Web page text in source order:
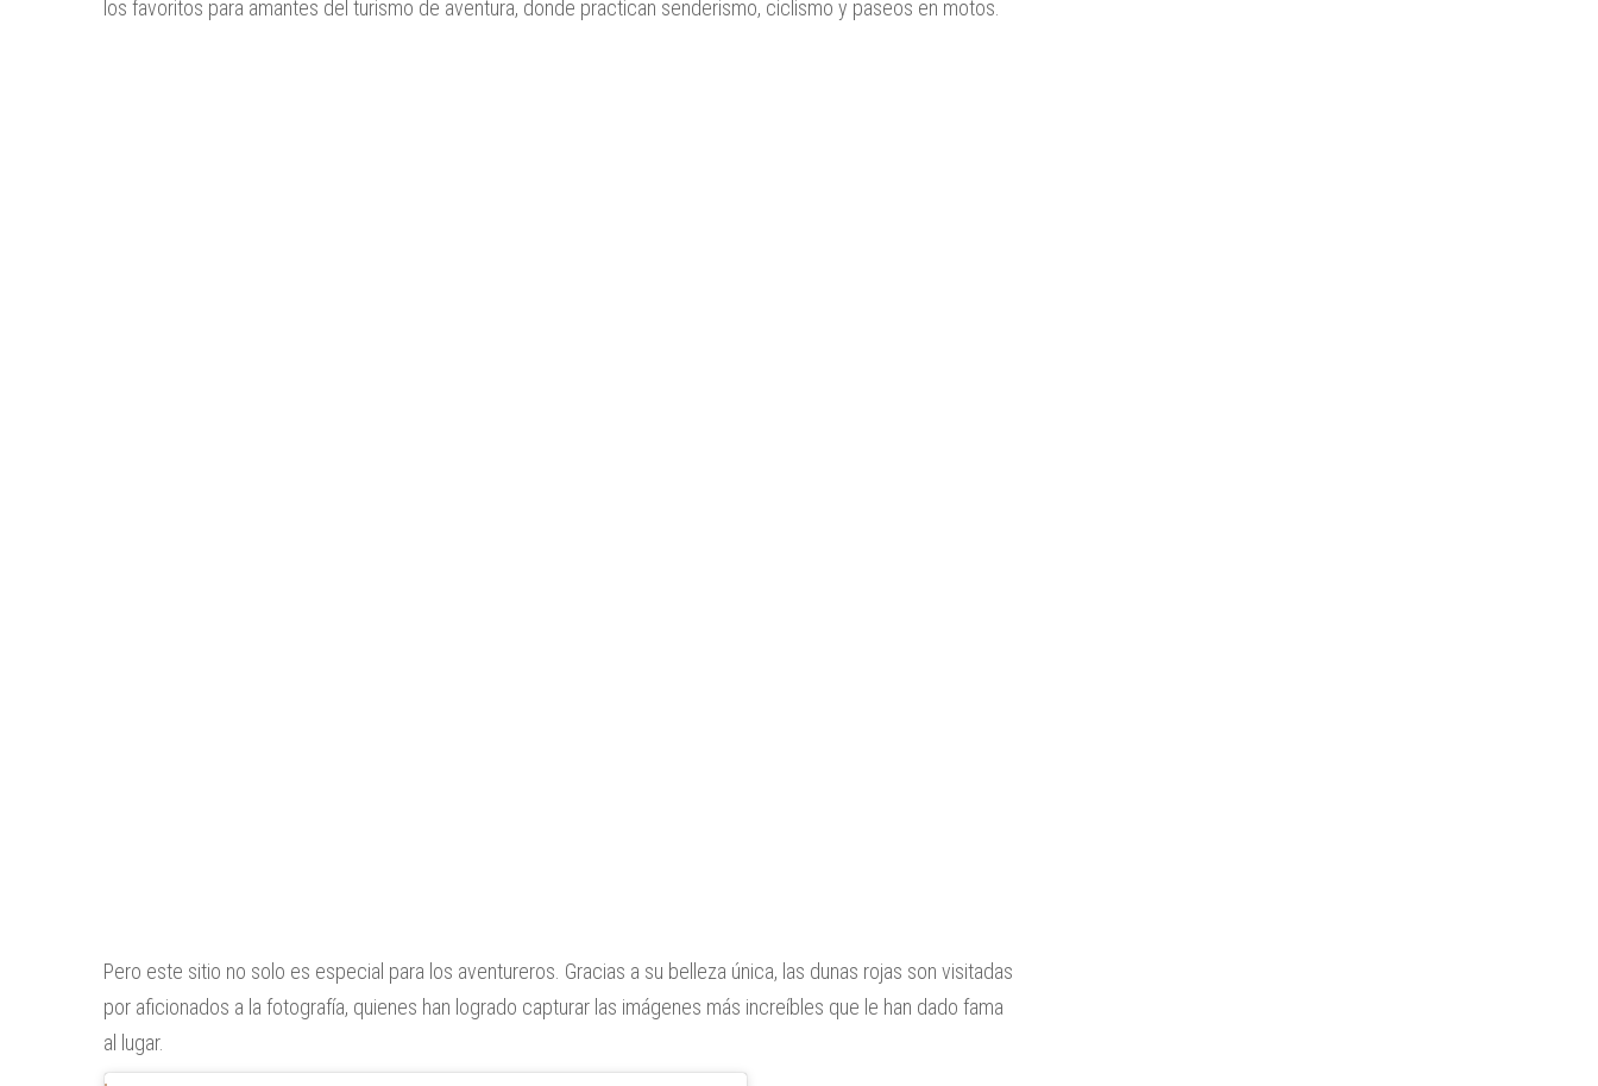
los favoritos para amantes del turismo de aventura, donde practican senderismo, ciclismo y paseos en motos.
Pero este sitio no solo es especial para los aventureros. Gracias a su belleza única, las dunas rojas son visitadas
por aficionados a la fotografía, quienes han logrado capturar las imágenes más increíbles que le han dado fama
al lugar.